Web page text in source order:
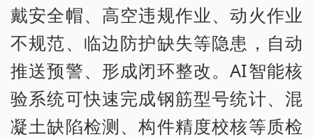
戴安全帽、高空违规作业、动火作业
不规范、临边防护缺失等隐患，自动
推送预警、形成闭环整改。AI智能核
验系统可快速完成钢筋型号统计、混
凝土缺陷检测、构件精度校核等质检